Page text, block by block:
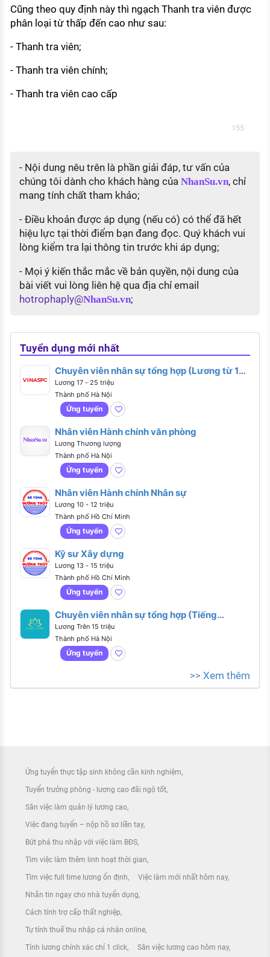
Cũng theo quy định này thì ngạch Thanh tra viên được
phân loại từ thấp đến cao như sau:
- Thanh tra viên;
- Thanh tra viên chính;
- Thanh tra viên cao cấp
155
- Nội dung nêu trên là phần giải đáp, tư vấn của
chúng tôi dành cho khách hàng của NhanSu.vn, chỉ
mang tính chất tham khảo;
- Điều khoản được áp dụng (nếu có) có thể đã hết
hiệu lực tại thời điểm bạn đang đọc. Quý khách vui
lòng kiểm tra lại thông tin trước khi áp dụng;
- Mọi ý kiến thắc mắc về bản quyền, nội dung của
bài viết vui lòng liên hệ qua địa chỉ email
hotrophaply@NhanSu.vn;
Tuyển dụng mới nhất
Chuyên viên nhân sự tổng hợp (Lương từ 17 -
25 triệu)
Lương 17 - 25 triệu
Thành phố Hà Nội
Ứng tuyển
Nhân viên Hành chính văn phòng
Lương Thương lượng
Thành phố Hà Nội
Ứng tuyển
Nhân viên Hành chính Nhân sự
Lương 10 - 12 triệu
Thành phố Hồ Chí Minh
Ứng tuyển
Kỹ sư Xây dựng
Lương 13 - 15 triệu
Thành phố Hồ Chí Minh
Ứng tuyển
Chuyên viên nhân sự tổng hợp (Tiếng
Anh giao tiếp)
Lương Trên 15 triệu
Thành phố Hà Nội
Ứng tuyển
>> Xem thêm
Ứng tuyển thực tập sinh không cần kinh nghiệm
Tuyển trưởng phòng - lương cao đãi ngộ tốt
Săn việc làm quản lý lương cao
Việc đang tuyển – nộp hồ sơ liền tay
Bứt phá thu nhập với việc làm BĐS
Tìm việc làm thêm linh hoạt thời gian
Tìm việc full time lương ổn định Việc làm mới nhất hôm nay
Nhắn tin ngay cho nhà tuyển dụng
Cách tính trợ cấp thất nghiệp
Tự tính thuế thu nhập cá nhân online
Tính lương chính xác chỉ 1 click Săn việc lương cao hôm nay